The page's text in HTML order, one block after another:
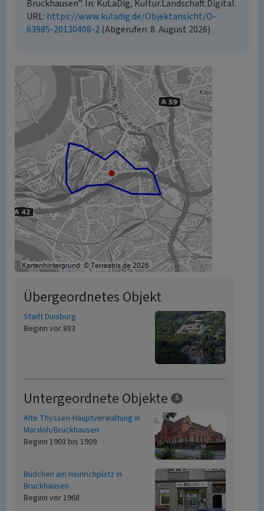
Bruckhausen”. In: KuLaDig, Kultur.Landschaft.Digital.
URL: https://www.kuladig.de/Objektansicht/O-
63985-20130408-2(Abgerufen: 8. August 2026)
Übergeordnetes Objekt
Stadt Duisburg
Beginn vor 883
Untergeordnete Objekte 5
Alte Thyssen-Hauptverwaltung in
Marxloh/Bruckhausen
Beginn 1903 bis 1909
Büdchen am Heinrichplatz in
Bruckhausen
Beginn vor 1968